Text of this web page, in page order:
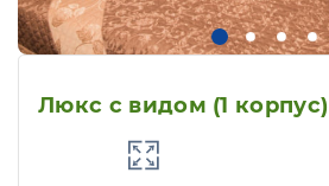
Люкс с видом (1 корпус)